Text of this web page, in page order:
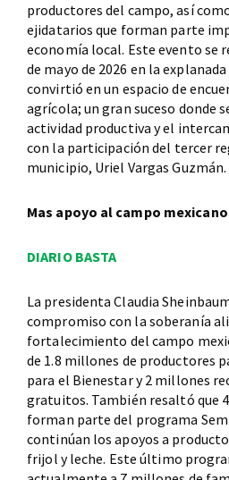
productores del campo, así
ejidatarios que forman parte
economía local. Este evento se
de mayo de 2026 en la
convirtió en un espacio de
agrícola; un gran suceso donde
actividad productiva y el
con la participación del tercer
municipio, Uriel Vargas Guzmán.
Mas apoyo al campo
DIARIO BASTA
La presidenta Claudia
compromiso con la soberanía
fortalecimiento del campo
de 1.8 millones de productores
para el Bienestar y 2 millones
gratuitos. También resaltó que
forman parte del programa
continúan los apoyos a
frijol y leche. Este último